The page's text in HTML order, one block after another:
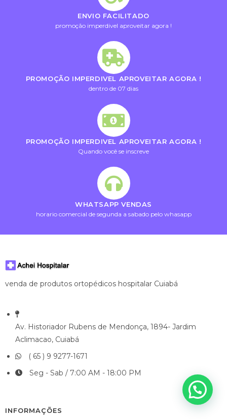
ENVIO FACILITADO
promoção imperdivel aproveitar agora !
PROMOÇÃO IMPERDIVEL APROVEITAR AGORA !
dentro de 07 dias
PROMOÇÃO IMPERDIVEL APROVEITAR AGORA !
Quando você se inscreve
WHATSAPP VENDAS
horario comercial de segunda a sabado pelo whasapp
venda de produtos ortopédicos hospitalar Cuiabá
Av. Historiador Rubens de Mendonça, 1894- Jardim
Aclimacao, Cuiabá
( 65 ) 9 9277-1671
Seg - Sab / 7:00 AM - 18:00 PM
INFORMAÇÕES